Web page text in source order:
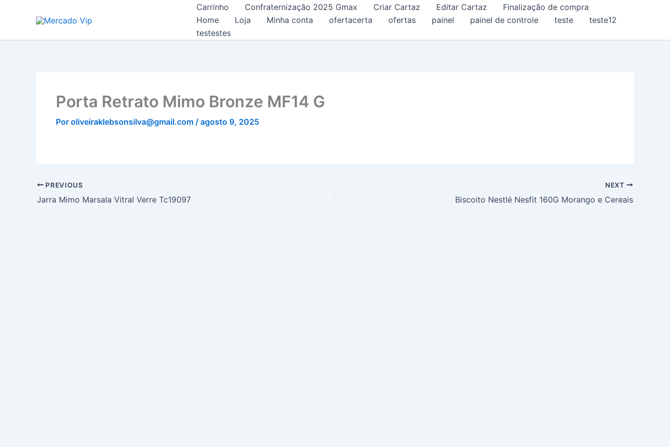
Carrinho Confraternização 2025 Gmax Criar Cartaz Editar Cartaz
Finalização de compra
Home
Loja Minha conta ofertacerta ofertas painel painel de controle teste
teste12
testestes
Porta Retrato Mimo Bronze MF14 G
Por oliveiraklebsonsilva@gmail.com / agosto 9, 2025
PREVIOUS
Jarra Mimo Marsala Vitral Verre Tc19097
NEXT
Biscoito Nestlé Nesfit 160G Morango e Cereais